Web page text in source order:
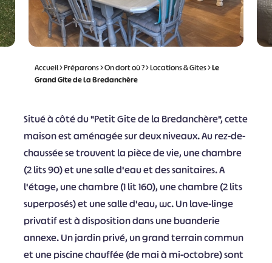
Accueil>Préparons>On dort où ?>Locations & Gites>Le
Grand Gîte de La Bredanchère
Situé à côté du "Petit Gite de la Bredanchère", cette
maison est aménagée sur deux niveaux. Au rez-de-
chaussée se trouvent la pièce de vie, une chambre
(2 lits 90) et une salle d'eau et des sanitaires. A
l'étage, une chambre (1 lit 160), une chambre (2 lits
superposés) et une salle d'eau, wc. Un lave-linge
privatif est à disposition dans une buanderie
annexe. Un jardin privé, un grand terrain commun
et une piscine chauffée (de mai à mi-octobre) sont